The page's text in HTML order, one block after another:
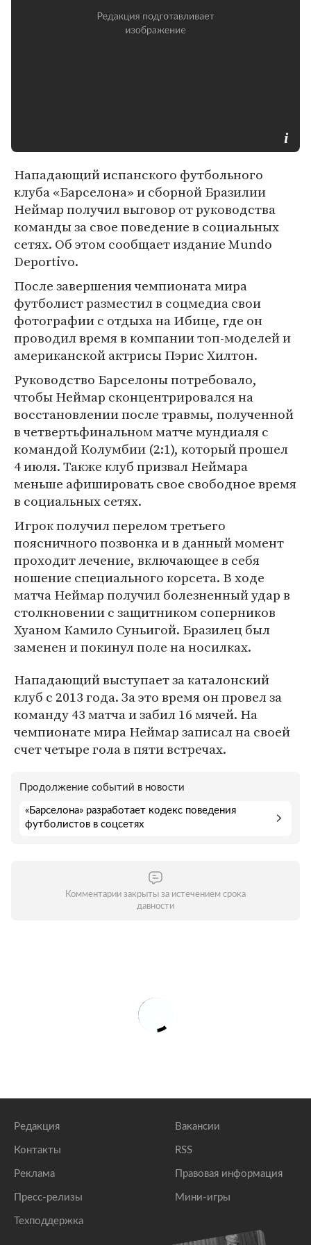
Нападающий испанского футбольного
клуба «Барселона» и сборной Бразилии
Неймар получил выговор от руководства
команды за свое поведение в социальных
сетях. Об этом сообщает издание Mundo
Deportivo.
После завершения чемпионата мира
футболист разместил в соцмедиа свои
фотографии с отдыха на Ибице, где он
проводил время в компании топ-моделей и
американской актрисы Пэрис Хилтон.
Руководство Барселоны потребовало,
чтобы Неймар сконцентрировался на
восстановлении после травмы, полученной
в четвертьфинальном матче мундиаля с
командой Колумбии (2:1), который прошел
4 июля. Также клуб призвал Неймара
меньше афишировать свое свободное время
в социальных сетях.
Игрок получил перелом третьего
поясничного позвонка и в данный момент
проходит лечение, включающее в себя
ношение специального корсета. В ходе
матча Неймар получил болезненный удар в
столкновении с защитником соперников
Хуаном Камило Суньигой. Бразилец был
заменен и покинул поле на носилках.
Нападающий выступает за каталонский
клуб с 2013 года. За это время он провел за
команду 43 матча и забил 16 мячей. На
чемпионате мира Неймар записал на своей
счет четыре гола в пяти встречах.
Продолжение событий в новости
«Барселона» разработает кодекс поведения
футболистов в соцсетях
Комментарии закрыты за истечением срока
давности
Редакция
Контакты
Реклама
Пресс-релизы
Техподдержка
Вакансии
RSS
Правовая информация
Мини-игры